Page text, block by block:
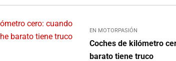
EN MOTORPASIÓN
Coches de kilómetro
barato tiene truco